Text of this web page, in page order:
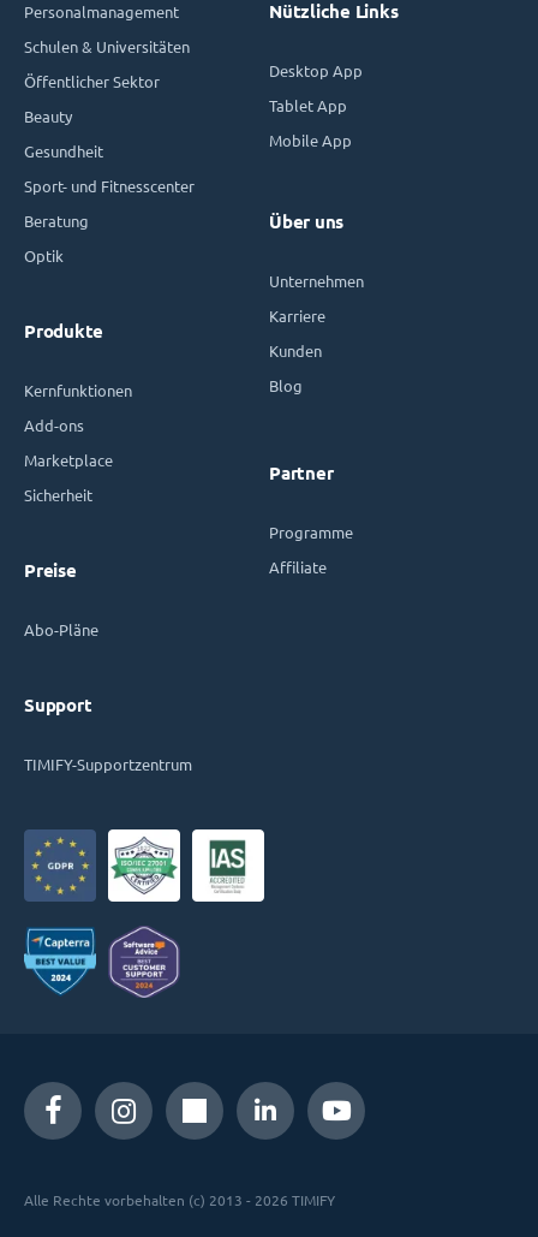
Personalmanagement
Schulen & Universitäten
Öffentlicher Sektor
Beauty
Gesundheit
Sport- und Fitnesscenter
Beratung
Optik
Produkte
Kernfunktionen
Add-ons
Marketplace
Sicherheit
Preise
Abo-Pläne
Support
TIMIFY-Supportzentrum
Nützliche Links
Desktop App
Tablet App
Mobile App
Über uns
Unternehmen
Karriere
Kunden
Blog
Partner
Programme
Affiliate
Alle Rechte vorbehalten (c) 2013 - 2026 TIMIFY